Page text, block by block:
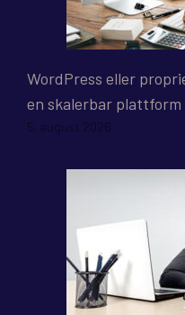
WordPress eller
en skalerbar plattform
5. august 2026